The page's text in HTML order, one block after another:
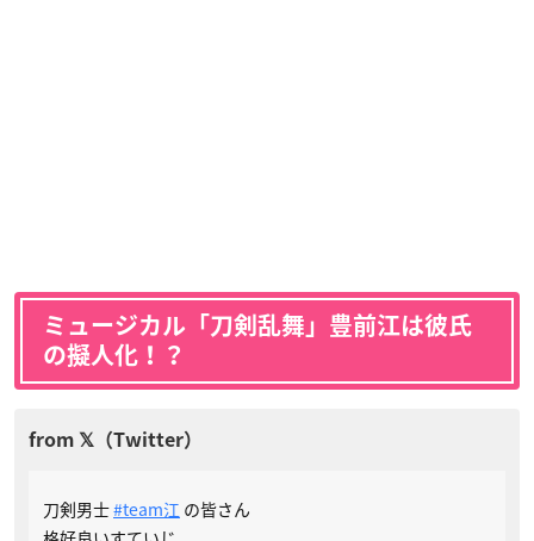
ミュージカル「刀剣乱舞」豊前江は彼氏
の擬人化！？
刀剣男士#team江 の皆さん